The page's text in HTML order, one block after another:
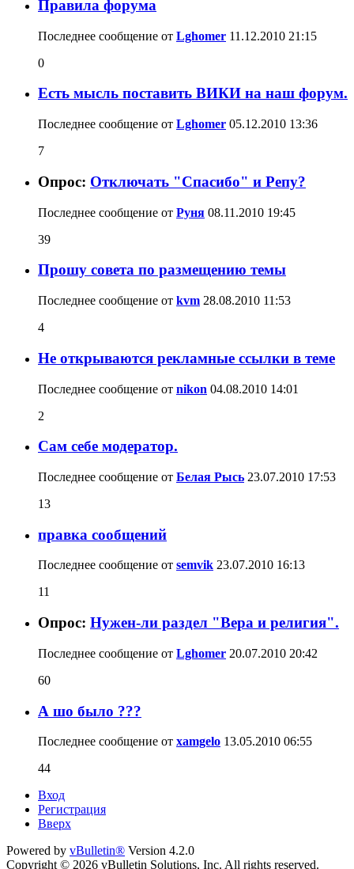
Правила форума
Последнее сообщение от Lghomer 11.12.2010 21:15
0
Есть мысль поставить ВИКИ на наш форум.
Последнее сообщение от Lghomer 05.12.2010 13:36
7
Опрос: Отключать "Спасибо" и Репу?
Последнее сообщение от Руня 08.11.2010 19:45
39
Прошу совета по размещению темы
Последнее сообщение от kvm 28.08.2010 11:53
4
Не открываются рекламные ссылки в теме
Последнее сообщение от nikon 04.08.2010 14:01
2
Сам себе модератор.
Последнее сообщение от Белая Рысь 23.07.2010 17:53
13
правка сообщений
Последнее сообщение от semvik 23.07.2010 16:13
11
Опрос: Нужен-ли раздел "Вера и религия".
Последнее сообщение от Lghomer 20.07.2010 20:42
60
А шо было ???
Последнее сообщение от xamgelo 13.05.2010 06:55
44
Вход
Регистрация
Вверх
Powered by vBulletin® Version 4.2.0
Copyright © 2026 vBulletin Solutions, Inc. All rights reserved.